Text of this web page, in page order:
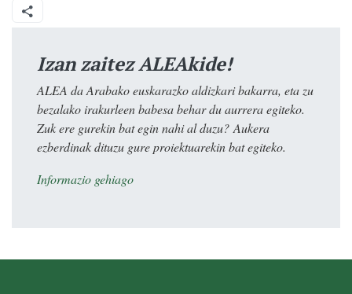
Izan zaitez ALEAkide!
ALEA da Arabako euskarazko aldizkari bakarra, eta zu
bezalako irakurleen babesa behar du aurrera egiteko.
Zuk ere gurekin bat egin nahi al duzu? Aukera
ezberdinak dituzu gure proiektuarekin bat egiteko.
Informazio gehiago